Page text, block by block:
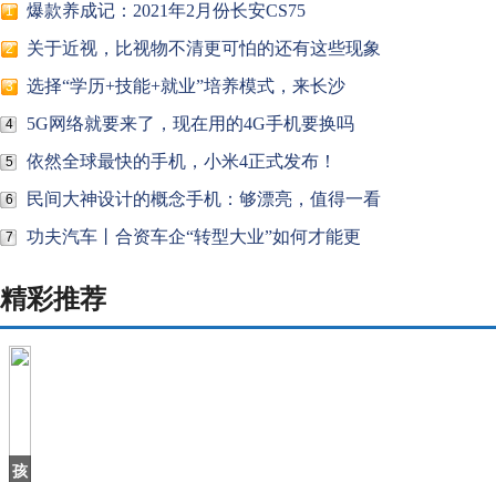
1 爆款养成记：2021年2月份长安CS75
2 关于近视，比视物不清更可怕的还有这些现象
3 选择“学历+技能+就业”培养模式，来长沙
4 5G网络就要来了，现在用的4G手机要换吗
5 依然全球最快的手机，小米4正式发布！
6 民间大神设计的概念手机：够漂亮，值得一看
7 功夫汽车丨合资车企“转型大业”如何才能更
精彩推荐
孩